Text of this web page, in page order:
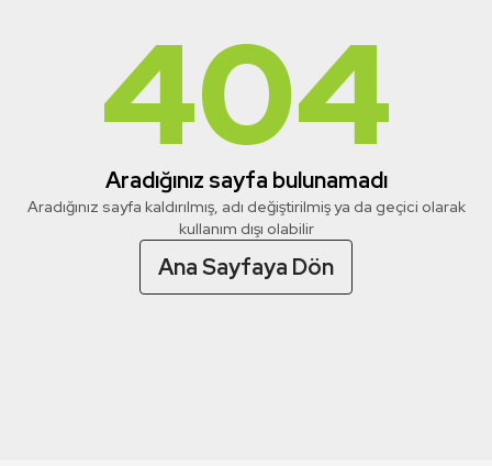
404
Aradığınız sayfa bulunamadı
Aradığınız sayfa kaldırılmış, adı değiştirilmiş ya da geçici olarak
kullanım dışı olabilir
Ana Sayfaya Dön